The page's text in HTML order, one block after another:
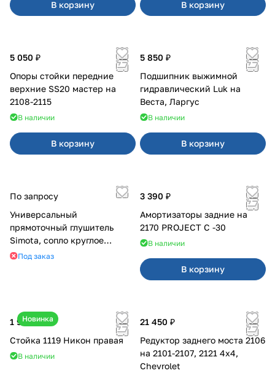
В корзину В корзину
5 050 ₽
Опоры стойки передние
верхние SS20 мастер на
2108-2115
В наличии
В корзину
5 850 ₽
Подшипник выжимной
гидравлический Luk на
Веста, Ларгус
В наличии
В корзину
По запросу
Универсальный
прямоточный глушитель
Simota, сопло круглое
широкое
Под заказ
3 390 ₽
Амортизаторы задние на
2170 PROJECT С -30
В наличии
В корзину
Новинка
1 950 ₽
Стойка 1119 Никон правая
В наличии
21 450 ₽
Редуктор заднего моста 2106
на 2101-2107, 2121 4x4,
Chevrolet